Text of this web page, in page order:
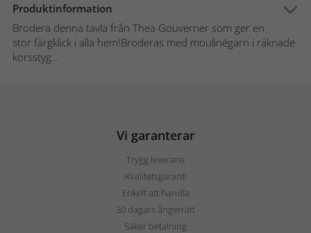
Produktinformation
Brodera denna tavla från Thea Gouverner som ger en
stor färgklick i alla hem!Broderas med moulinégarn i räknade
korsstyg...
Vi garanterar
Trygg leverans
Kvalitetsgaranti
Enkelt att handla
30 dagars ångerrätt
Säker betalning